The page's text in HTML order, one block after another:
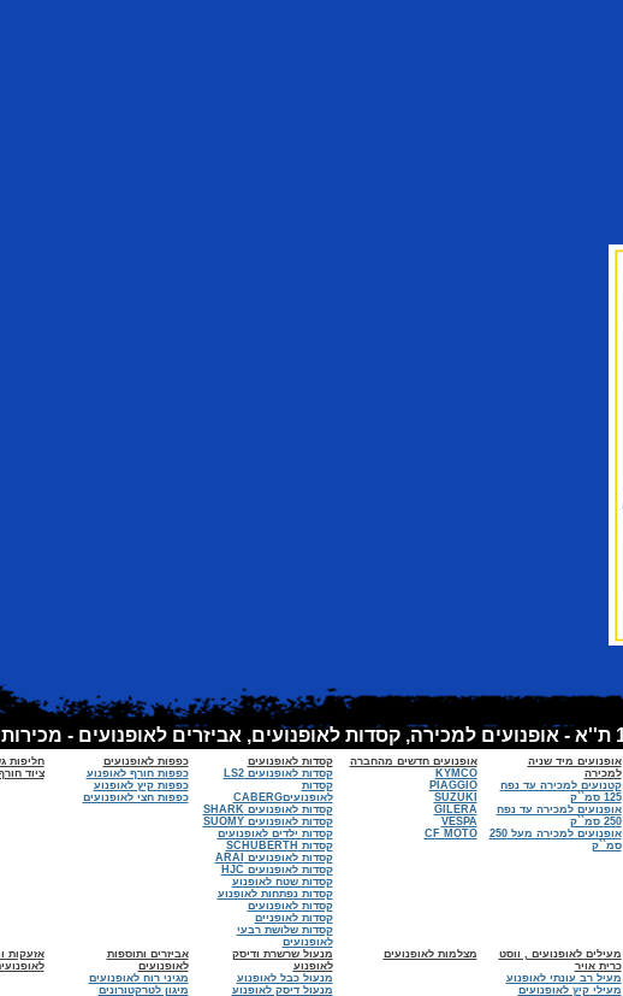
אופנועים מיד שניה
למכירה
קטנועים למכירה עד נפח
125 סמ``ק
אופנועים למכירה עד נפח
250 סמ``ק
אופנועים למכירה מעל 250
סמ``ק
אופנועים חדשים מהחברה
KYMCO
PIAGGIO
SUZUKI
GILERA
VESPA
CF MOTO
קסדות לאופנועים
קסדות לאופנועים LS2
קסדות
לאופנועיםCABERG
קסדות לאופנועים SHARK
קסדות לאופנועים SUOMY
קסדות ילדים לאופנועים
קסדות SCHUBERTH
קסדות לאופנועים ARAI
קסדות לאופנועים HJC
קסדות שטח לאופנוע
קסדות נפתחות לאופנוע
קסדות לאופנועים
קסדות לאופניים
קסדות שלושת רבעי
לאופנועים
כפפות לאופנועים
כפפות חורף לאופנוע
כפפות קיץ לאופנוע
כפפות חצי לאופנועים
חליפות
ציוד
מעילים לאופנועים , ווסט
כרית אויר
מעיל רב עונתי לאופנוע
מעילי קיץ לאופנועים
מצלמות לאופנועים
מנעול שרשרת ודיסק
לאופנוע
מנעול כבל לאופנוע
מנעול דיסק לאופנוע
אביזרים ותוספות
לאופנועים
מגיני רוח לאופנועים
מיגון לטרקטורונים
אזעקות